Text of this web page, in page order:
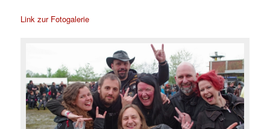
Link zur Fotogalerie